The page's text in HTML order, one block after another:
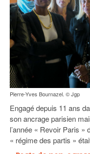
Pierre-Yves Bournazel. © Jgp
Engagé depuis 11 ans
son ancrage parisien
l’année « Revoir Paris »
« régime des partis »